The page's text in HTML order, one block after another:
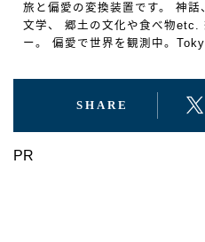
旅と偏愛の変換装置です。 神話
文学、 郷土の文化や食べ物etc.
ー。 偏愛で世界を観測中。
SHARE
PR